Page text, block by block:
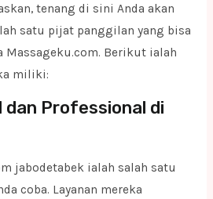
tenang di sini Anda akan
satu pijat panggilan yang bisa
Massageku.com. Berikut ialah
miliki:
dan Professional di
jabodetabek ialah salah satu
coba. Layanan mereka